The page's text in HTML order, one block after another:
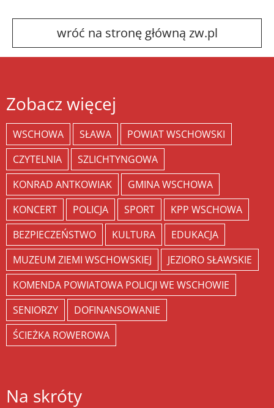
wróć na stronę główną zw.pl
Zobacz więcej
WSCHOWA SŁAWA
POWIAT WSCHOWSKI
CZYTELNIA
SZLICHTYNGOWA
KONRAD ANTKOWIAK
GMINA WSCHOWA
KONCERT
POLICJA SPORT
KPP WSCHOWA
BEZPIECZEŃSTWO
KULTURA
EDUKACJA
MUZEUM ZIEMI WSCHOWSKIEJ
JEZIORO SŁAWSKIE
KOMENDA POWIATOWA POLICJI WE WSCHOWIE
SENIORZY
DOFINANSOWANIE
ŚCIEŻKA ROWEROWA
Na skróty